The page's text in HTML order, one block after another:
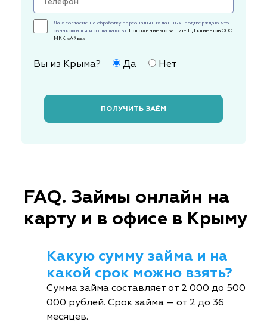
Даю согласие на обработку персональных данных, подтверждаю, что
ознакомился и соглашаюсь с Положением о защите ПД клиентов ООО
МКК «Айва»
Вы из Крыма? Да Нет
ПОЛУЧИТЬ ЗАЁМ
FAQ. Займы онлайн на
карту и в офисе в Крыму
Какую сумму займа и на
какой срок можно взять?
Сумма займа составляет от 2 000 до 500
000 рублей. Срок займа – от 2 до 36
месяцев.